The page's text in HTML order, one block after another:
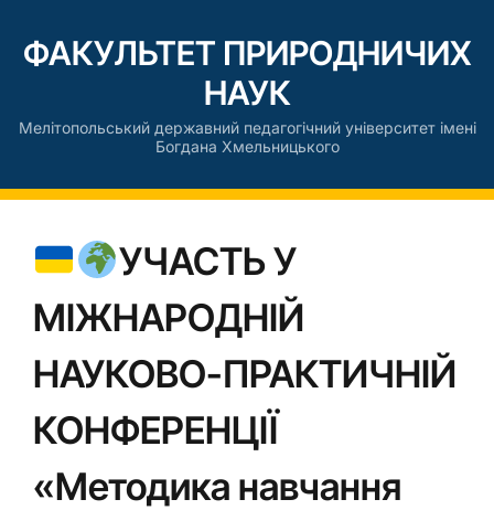
ФАКУЛЬТЕТ ПРИРОДНИЧИХ
НАУК
Мелітопольський державний педагогічний університет імені
Богдана Хмельницького
УЧАСТЬ У
МІЖНАРОДНІЙ
НАУКОВО-ПРАКТИЧНІЙ
КОНФЕРЕНЦІЇ
«Методика навчання